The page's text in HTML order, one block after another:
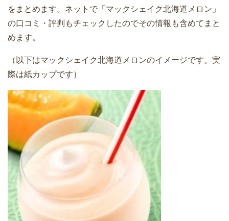
をまとめます。ネットで「マックシェイク北海道メロン」
の口コミ・評判もチェックしたのでその情報も含めてまと
めます。
（以下はマックシェイク北海道メロンのイメージです。実
際は紙カップです）